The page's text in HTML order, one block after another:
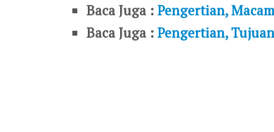
Baca Juga :Pengertian,
Baca Juga :Pengertian,